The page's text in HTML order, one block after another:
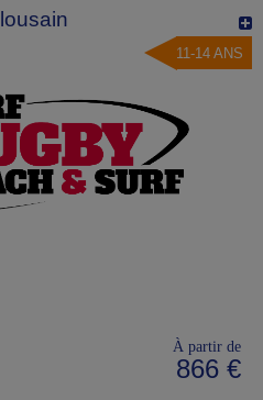
11-14 ANS
À partir de
866 €